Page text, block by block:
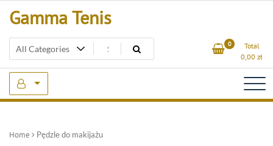
Gamma Tenis
0
Total
0,00 zł
Home Pędzle do makijażu